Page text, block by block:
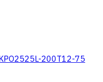
200T12-75